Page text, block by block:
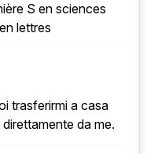
S en sciences
lettres
da me.